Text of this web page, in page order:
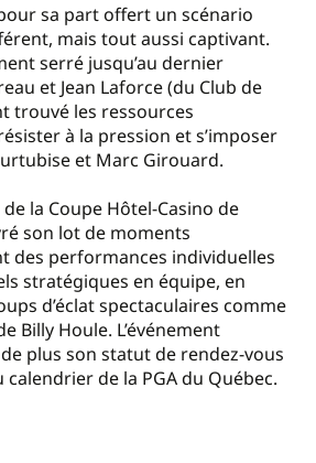
sa part offert un scénario
mais tout aussi captivant.
serré jusqu’au dernier
et Jean Laforce (du Club de
trouvé les ressources
à la pression et s’imposer
et Marc Girouard.
la Coupe Hôtel-Casino de
son lot de moments
des performances individuelles
stratégiques en équipe, en
d’éclat spectaculaires comme
Billy Houle. L’événement
plus son statut de rendez-vous
de la PGA du Québec.